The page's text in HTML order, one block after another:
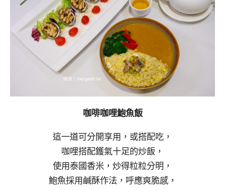
咖啡咖哩鮑魚飯
這一道可分開享用，或搭配吃，
咖哩搭配鑊氣十足的炒飯，
使用泰國香米，炒得粒粒分明，
鮑魚採用鹹酥作法，呼應爽脆感，